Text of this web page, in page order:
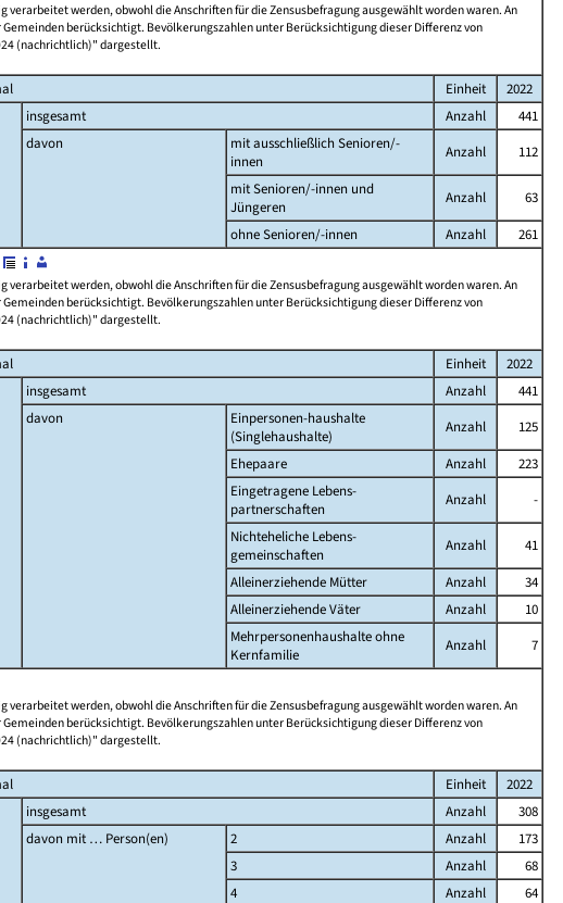
werden, obwohl die Anschriften für die Zensusbefragung ausgewählt worden waren. An
berücksichtigt. Bevölkerungszahlen unter Berücksichtigung dieser Differenz von
(nachrichtlich)" dargestellt.
Einheit
2022
insgesamt Anzahl
441
davon
mit ausschließlich Senioren/-
innen
Anzahl
112
mit Senioren/-innen und
Jüngeren
Anzahl
63
ohne Senioren/-innen
Anzahl
261
werden, obwohl die Anschriften für die Zensusbefragung ausgewählt worden waren. An
berücksichtigt. Bevölkerungszahlen unter Berücksichtigung dieser Differenz von
(nachrichtlich)" dargestellt.
Einheit
2022
insgesamt Anzahl
441
davon
Einpersonen-haushalte
(Singlehaushalte)
Anzahl
125
Ehepaare
Anzahl
223
Eingetragene Lebens-
partnerschaften
Anzahl
-
Nichteheliche Lebens-
gemeinschaften
Anzahl
41
Alleinerziehende Mütter
Anzahl
34
Alleinerziehende Väter
Anzahl
10
Mehrpersonenhaushalte ohne
Kernfamilie
Anzahl
7
werden, obwohl die Anschriften für die Zensusbefragung ausgewählt worden waren. An
berücksichtigt. Bevölkerungszahlen unter Berücksichtigung dieser Differenz von
(nachrichtlich)" dargestellt.
Einheit
2022
insgesamt Anzahl
308
davon mit … Person(en)
2 Anzahl
173
3
Anzahl
68
4
Anzahl
64